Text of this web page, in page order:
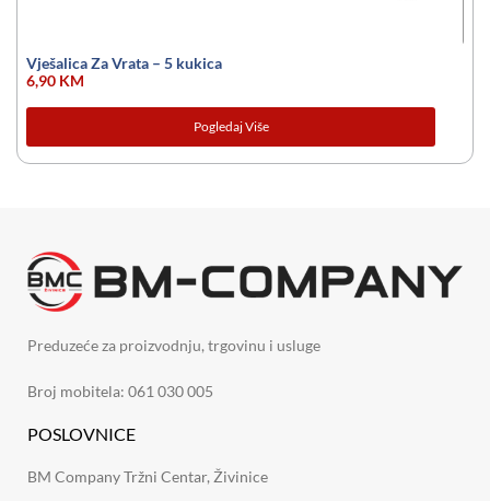
Vješalica Za Vrata – 5 kukica
6,90 KM
Pogledaj Više
Preduzeće za proizvodnju, trgovinu i usluge
Broj mobitela: 061 030 005
POSLOVNICE
BM Company Tržni Centar, Živinice